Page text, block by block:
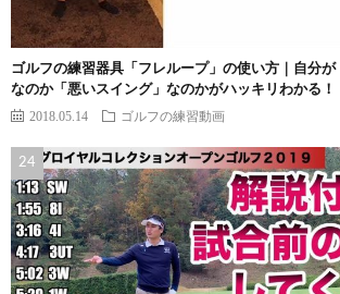
ゴルフの練習器具「フレループ」の使い方｜自分が
なのか「悪いスイング」なのかがハッキリわかる！
2018.05.14 ゴルフの練習動画